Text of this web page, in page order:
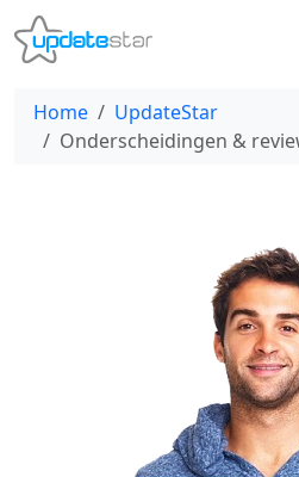
Home
UpdateStar
Onderscheidingen &